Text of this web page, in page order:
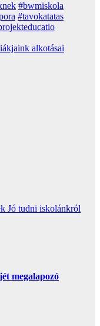
#bwmiskola
#tavokatatas
alkotásai
Jó tudni iskolánkról
megalapozó